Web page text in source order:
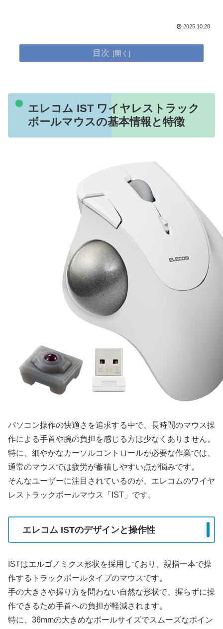
2025.10.28
目次
エレコム IST ワイヤレストラック
ボールマウスの基本情報と特徴
パソコン操作の快適さを追求する中で、長時間のマウス操
作による手首や腕の負担を感じる方は少なくありません。
特に、細やかなカーソルコントロールが必要な作業では、
通常のマウスでは疲労が蓄積しやすい点が悩みです。
そんなユーザーに注目されているのが、エレコムのワイヤ
レストラックボールマウス「IST」です。
エレコム ISTのデザインと操作性
ISTはエルゴノミクス形状を採用しており、親指一本で操
作するトラックボールタイプのマウスです。
手の大きさや握り方を問わない自然な形状で、握らずに操
作できるため手首への負担が軽減されます。
特に、36mmの大きめなボールサイズでスムーズなポイン